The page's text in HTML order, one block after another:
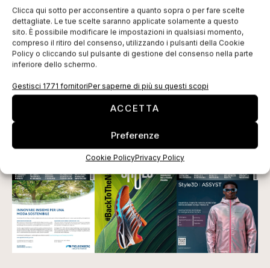
Clicca qui sotto per acconsentire a quanto sopra o per fare scelte
dettagliate. Le tue scelte saranno applicate solamente a questo
sito. È possibile modificare le impostazioni in qualsiasi momento,
compreso il ritiro del consenso, utilizzando i pulsanti della Cookie
Policy o cliccando sul pulsante di gestione del consenso nella parte
inferiore dello schermo.
Gestisci 1771 fornitoriPer saperne di più su questi scopi
ACCETTA
Preferenze
Cookie PolicyPrivacy Policy
inchiostri e la costante implementazione di servizi pre
e post vendita. Una crescita a 360° che richiederà
superfici sempre più ampie per dare spazio alla
creatività e incontrare i nostri clienti, come potremo
Tag: Bressanone Durst headquarter
Juri Pobitzer